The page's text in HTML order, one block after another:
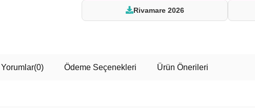
Rivamare 2026
Yorumlar(0) Ödeme Seçenekleri Ürün Önerileri
Çarkı Çevir Fırsat Yakala!